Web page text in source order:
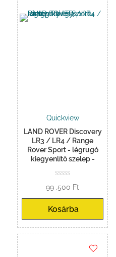
Quickview
LAND ROVER Discovery
LR3 / LR4 / Range
Rover Sport - légrugó
kiegyenlítő szelep -
99 .500 Ft
Kosárba